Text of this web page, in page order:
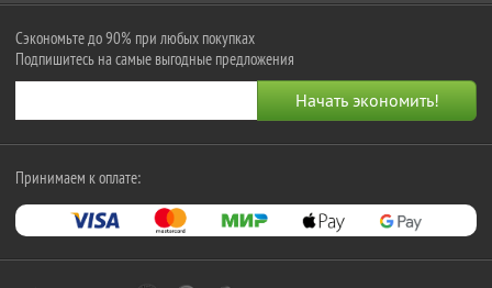
Сэкономьте до 90% при любых покупках
Подпишитесь на самые выгодные предложения
Принимаем к оплате: